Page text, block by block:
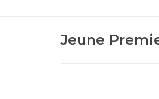
Jeune